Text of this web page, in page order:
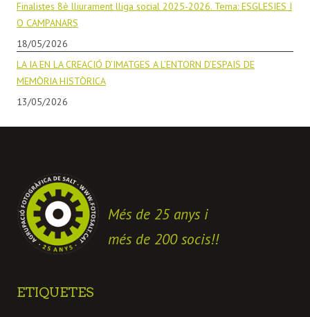
Finalistes 8è lliurament lliga social 2025-2026. Tema: ESGLESIES I
O CAMPANARS
18/05/2026
LA IA EN LA CREACIÓ D’IMATGES A L’ENTORN D’ESPAIS DE
MEMÒRIA HISTÒRICA
13/05/2026
Més de 25 anys i
més de 200 socis!!
ETIQUETES